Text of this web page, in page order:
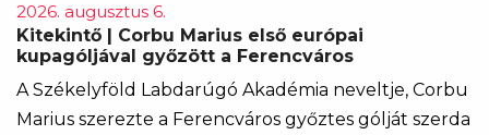
2026. augusztus 6.
Kitekintő | Corbu Marius első európai
kupagóljával győzött a Ferencváros
A Székelyföld Labdarúgó Akadémia neveltje, Corbu
Marius szerezte a Ferencváros győztes gólját szerda